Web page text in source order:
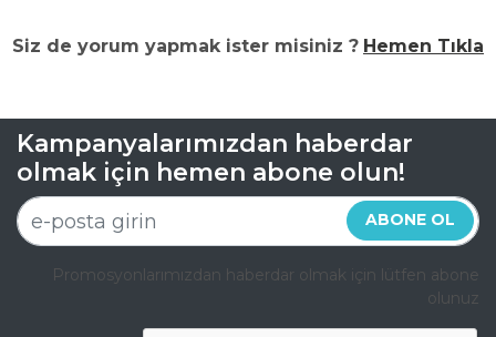
Siz de yorum yapmak ister misiniz ? Hemen Tıkla
Kampanyalarımızdan haberdar
olmak için hemen abone olun!
ABONE OL
Promosyonlarımızdan haberdar olmak için lütfen abone
olunuz